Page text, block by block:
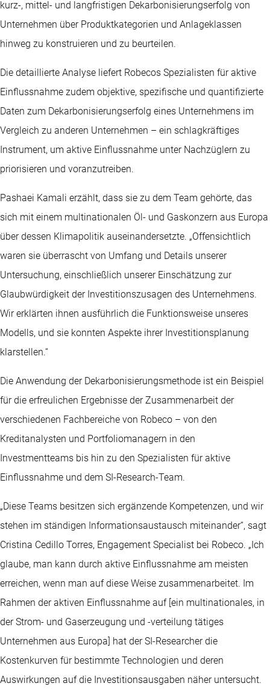
kurz-, mittel- und langfristigen Dekarbonisierungserfolg von
Unternehmen über Produktkategorien und Anlageklassen
hinweg zu konstruieren und zu beurteilen.
Die detaillierte Analyse liefert Robecos Spezialisten für aktive
Einflussnahme zudem objektive, spezifische und quantifizierte
Daten zum Dekarbonisierungserfolg eines Unternehmens im
Vergleich zu anderen Unternehmen – ein schlagkräftiges
Instrument, um aktive Einflussnahme unter Nachzüglern zu
priorisieren und voranzutreiben.
Pashaei Kamali erzählt, dass sie zu dem Team gehörte, das
sich mit einem multinationalen Öl- und Gaskonzern aus Europa
über dessen Klimapolitik auseinandersetzte. „Offensichtlich
waren sie überrascht von Umfang und Details unserer
Untersuchung, einschließlich unserer Einschätzung zur
Glaubwürdigkeit der Investitionszusagen des Unternehmens.
Wir erklärten ihnen ausführlich die Funktionsweise unseres
Modells, und sie konnten Aspekte ihrer Investitionsplanung
klarstellen.“
Die Anwendung der Dekarbonisierungsmethode ist ein Beispiel
für die erfreulichen Ergebnisse der Zusammenarbeit der
verschiedenen Fachbereiche von Robeco – von den
Kreditanalysten und Portfoliomanagern in den
Investmentteams bis hin zu den Spezialisten für aktive
Einflussnahme und dem SI-Research-Team.
„Diese Teams besitzen sich ergänzende Kompetenzen, und wir
stehen im ständigen Informationsaustausch miteinander“, sagt
Cristina Cedillo Torres, Engagement Specialist bei Robeco. „Ich
glaube, man kann durch aktive Einflussnahme am meisten
erreichen, wenn man auf diese Weise zusammenarbeitet. Im
Rahmen der aktiven Einflussnahme auf [ein multinationales, in
der Strom- und Gaserzeugung und -verteilung tätiges
Unternehmen aus Europa] hat der SI-Researcher die
Kostenkurven für bestimmte Technologien und deren
Auswirkungen auf die Investitionsausgaben näher untersucht.